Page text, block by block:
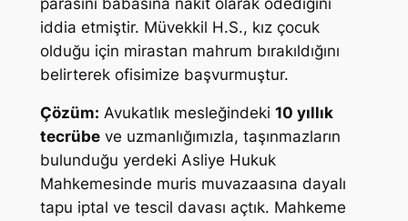
iddia etmiştir. Müvekkil H.S., kız çocuk
olduğu için mirastan mahrum bırakıldığını
belirterek ofisimize başvurmuştur.
Çözüm: Avukatlık mesleğindeki 10 yıllık
tecrübeve uzmanlığımızla, taşınmazların
bulunduğu yerdeki Asliye Hukuk
Mahkemesinde muris muvazaasına dayalı
tapu iptal ve tescil davası açtık. Mahkeme